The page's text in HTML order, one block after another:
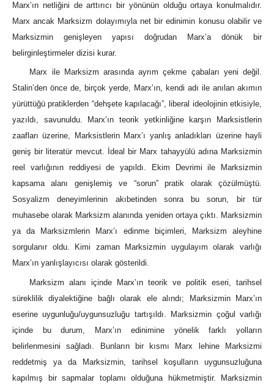
Marx’ın netliğini de arttırıcı bir yönünün olduğu ortaya konulmalıdır.
Marx ancak Marksizm dolayımıyla net bir edinimin konusu olabilir ve
Marksizmin genişleyen yapısı doğrudan Marx’a dönük bir
belirginleştirmeler dizisi kurar.
Marx ile Marksizm arasında ayrım çekme çabaları yeni değil.
Stalin’den önce de, birçok yerde, Marx’ın, kendi adı ile anılan akımın
yürüttüğü pratiklerden “dehşete kapılacağı”, liberal ideolojinin etkisiyle,
yazıldı, savunuldu. Marx’ın teorik yetkinliğine karşın Marksistlerin
zaafları üzerine, Marksistlerin Marx’ı yanlış anladıkları üzerine hayli
geniş bir literatür mevcut. İdeal bir Marx tahayyülü adına Marksizmin
reel varlığının reddiyesi de yapıldı. Ekim Devrimi ile Marksizmin
kapsama alanı genişlemiş ve “sorun” pratik olarak çözülmüştü.
Sosyalizm deneyimlerinin akıbetinden sonra bu sorun, bir tür
muhasebe olarak Marksizm alanında yeniden ortaya çıktı. Marksizmin
ya da Marksizmlerin Marx’ı edinme biçimleri, Marksizm aleyhine
sorgulanır oldu. Kimi zaman Marksizmin uygulayım olarak varlığı
Marx’ın yanlışlayıcısı olarak gösterildi.
Marksizm alanı içinde Marx’ın teorik ve politik eseri, tarihsel
süreklilik diyalektiğine bağlı olarak ele alındı; Marksizmin Marx’ın
eserine uygunluğu/uygunsuzluğu tartışıldı. Marksizmin çoğul varlığı
içinde bu durum, Marx’ın edinimine yönelik farklı yolların
belirlenmesini sağladı. Bunların bir kısmı Marx lehine Marksizmi
reddetmiş ya da Marksizmin, tarihsel koşulların uygunsuzluğuna
kapılmış bir sapmalar toplamı olduğuna hükmetmiştir. Marksizmin